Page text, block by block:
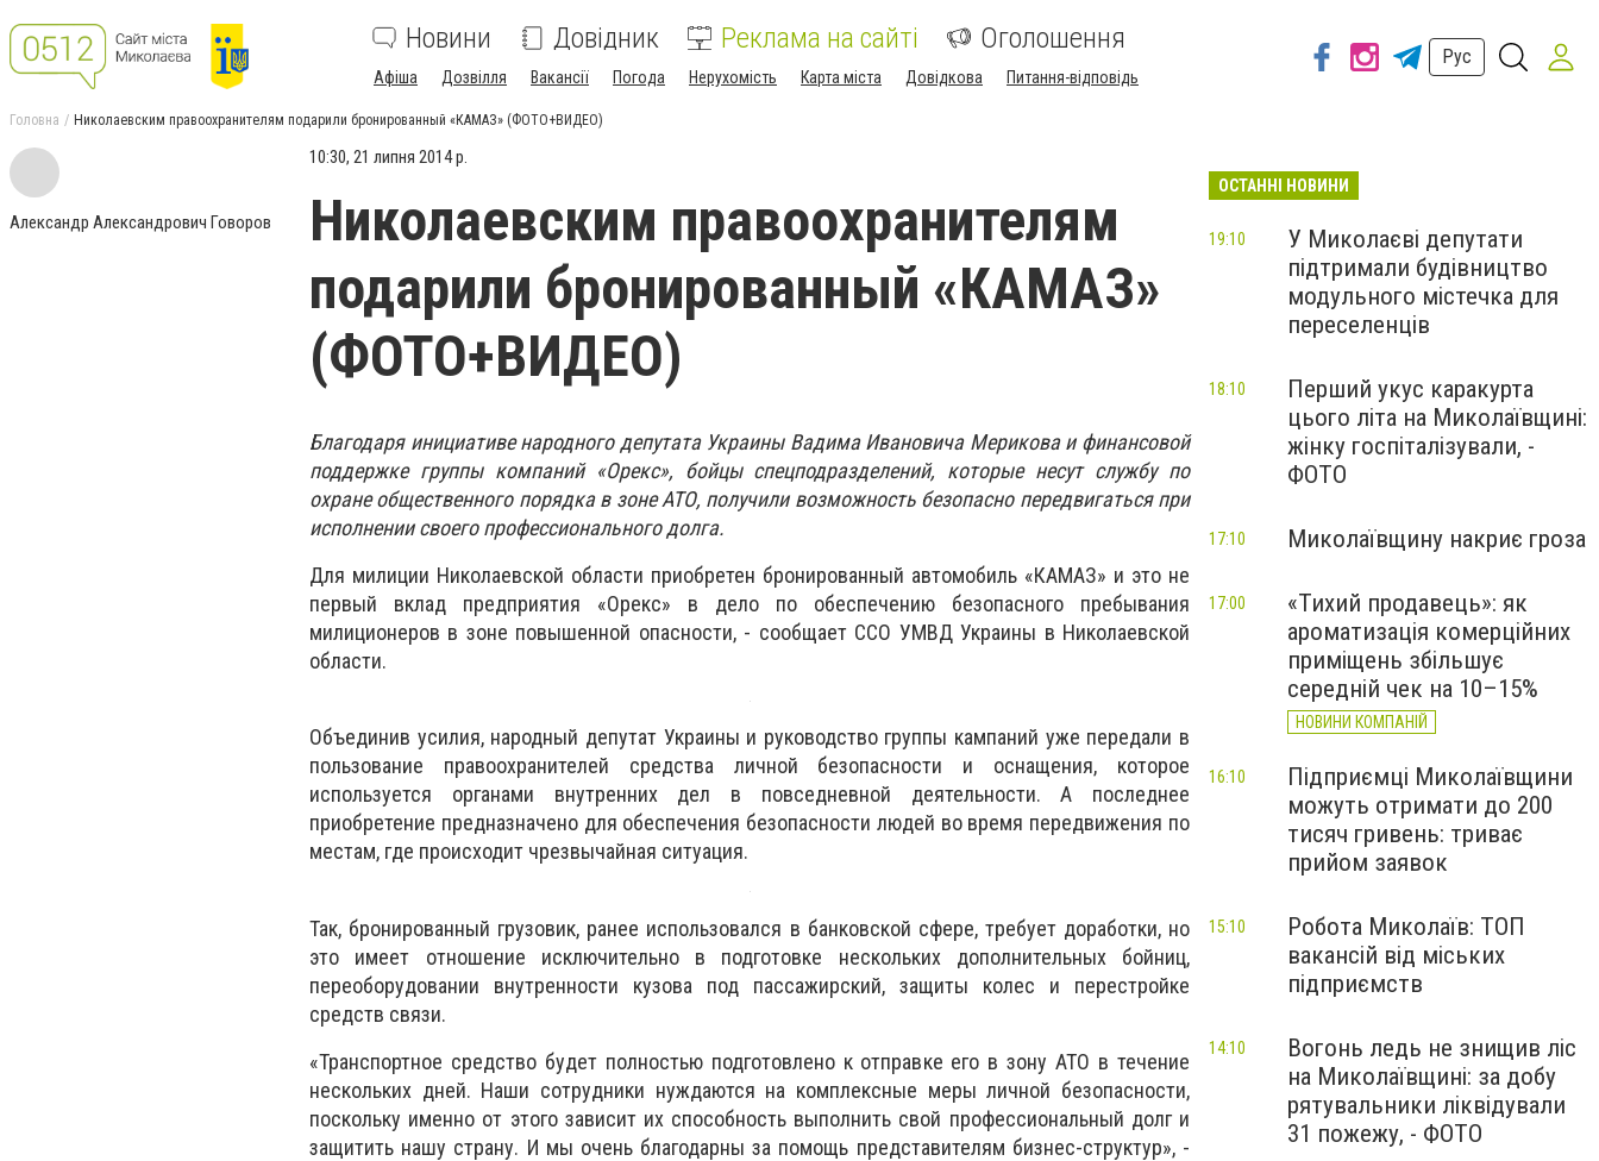
Новини Довідник Реклама на сайті Оголошення
Афіша Дозвілля Вакансії Погода Нерухомість Карта міста Довідкова Питання-відповідь
Рус
Головна Николаевским правоохранителям подарили бронированный «КАМАЗ» (ФОТО+ВИДЕО)
Александр Александрович Говоров
10:30, 21 липня 2014 р.
Николаевским правоохранителям
подарили бронированный «КАМАЗ»
(ФОТО+ВИДЕО)
Благодаря инициативе народного депутата Украины Вадима Ивановича Мерикова и финансовой
поддержке группы компаний «Орекс», бойцы спецподразделений, которые несут службу по
охране общественного порядка в зоне АТО, получили возможность безопасно передвигаться при
исполнении своего профессионального долга.
Для милиции Николаевской области приобретен бронированный автомобиль «КАМАЗ» и это не
первый вклад предприятия «Орекс» в дело по обеспечению безопасного пребывания
милиционеров в зоне повышенной опасности, - сообщает ССО УМВД Украины в Николаевской
области.
Объединив усилия, народный депутат Украины и руководство группы кампаний уже передали в
пользование правоохранителей средства личной безопасности и оснащения, которое
используется органами внутренних дел в повседневной деятельности. А последнее
приобретение предназначено для обеспечения безопасности людей во время передвижения по
местам, где происходит чрезвычайная ситуация.
Так, бронированный грузовик, ранее использовался в банковской сфере, требует доработки, но
это имеет отношение исключительно в подготовке нескольких дополнительных бойниц,
переоборудовании внутренности кузова под пассажирский, защиты колес и перестройке
средств связи.
«Транспортное средство будет полностью подготовлено к отправке его в зону АТО в течение
нескольких дней. Наши сотрудники нуждаются на комплексные меры личной безопасности,
поскольку именно от этого зависит их способность выполнить свой профессиональный долг и
защитить нашу страну. И мы очень благодарны за помощь представителям бизнес-структур», -
ОСТАННІ НОВИНИ
У Миколаєві депутати
підтримали будівництво
модульного містечка для
переселенців
19:10
Перший укус каракурта
цього літа на Миколаївщині:
жінку госпіталізували, -
ФОТО
18:10
Миколаївщину накриє гроза
17:10
«Тихий продавець»: як
ароматизація комерційних
приміщень збільшує
середній чек на 10–15%
НОВИНИ КОМПАНІЙ
17:00
Підприємці Миколаївщини
можуть отримати до 200
тисяч гривень: триває
прийом заявок
16:10
Робота Миколаїв: ТОП
вакансій від міських
підприємств
15:10
Вогонь ледь не знищив ліс
на Миколаївщині: за добу
рятувальники ліквідували
31 пожежу, - ФОТО
14:10